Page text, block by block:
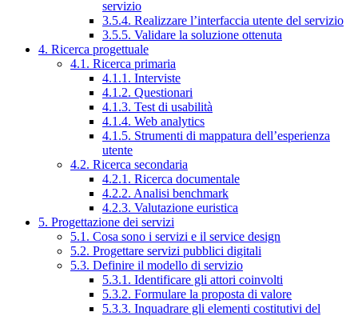
servizio
3.5.4. Realizzare l’interfaccia utente del servizio
3.5.5. Validare la soluzione ottenuta
4. Ricerca progettuale
4.1. Ricerca primaria
4.1.1. Interviste
4.1.2. Questionari
4.1.3. Test di usabilità
4.1.4. Web analytics
4.1.5. Strumenti di mappatura dell’esperienza
utente
4.2. Ricerca secondaria
4.2.1. Ricerca documentale
4.2.2. Analisi benchmark
4.2.3. Valutazione euristica
5. Progettazione dei servizi
5.1. Cosa sono i servizi e il service design
5.2. Progettare servizi pubblici digitali
5.3. Definire il modello di servizio
5.3.1. Identificare gli attori coinvolti
5.3.2. Formulare la proposta di valore
5.3.3. Inquadrare gli elementi costitutivi del